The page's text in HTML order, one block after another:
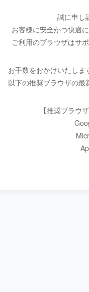
誠に申し
お客様に安全かつ快適
ご利用のブラウザはサ
お手数をおかけいたしま
以下の推奨ブラウザの最
【推奨ブラウ